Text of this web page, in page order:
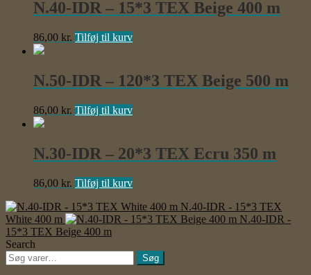
N.40-IDR – 15*3 TEX Beige 400 m
86,00 kr. Tilføj til kurv
N.50-IDR – 120*3 TEX Beige 500 m
86,00 kr. Tilføj til kurv
N.30-IDR – 20*3 TEX Ecru 350 m
86,00 kr. Tilføj til kurv
N.40-IDR - 15*3 TEX
White 400 m
N.40-IDR -
15*3 TEX Beige 400 m
Search
Søg
efter:
Søg